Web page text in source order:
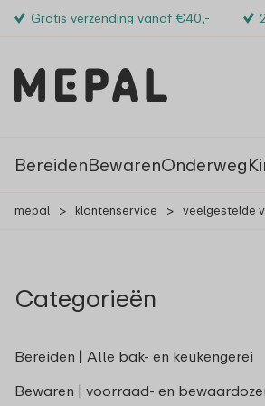
Gratis verzending vanaf €40,-
BereidenBewarenOnderweg
mepal > klantenservice > veelgestelde
Categorieën
Bereiden | Alle bak- en keukengerei
Bewaren | voorraad- en